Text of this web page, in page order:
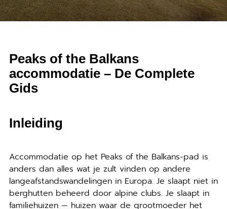
Peaks of the Balkans
accommodatie – De Complete
Gids
Inleiding
Accommodatie op het Peaks of the Balkans-pad is
anders dan alles wat je zult vinden op andere
langeafstandswandelingen in Europa. Je slaapt niet in
berghutten beheerd door alpine clubs. Je slaapt in
familiehuizen — huizen waar de grootmoeder het